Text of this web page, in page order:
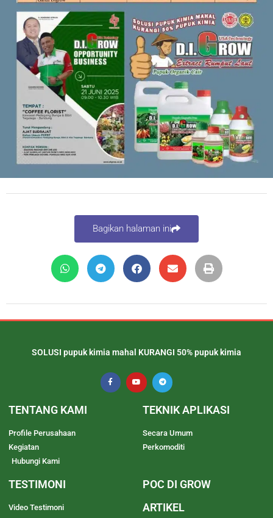
Bagikan halaman ini
SOLUSI pupuk kimia mahal KURANGI 50% pupuk kimia
TENTANG KAMI
Profile Perusahaan
Kegiatan
Hubungi Kami
TEKNIK APLIKASI
Secara Umum
Perkomoditi
TESTIMONI
Video Testimoni
POC DI GROW
ARTIKEL